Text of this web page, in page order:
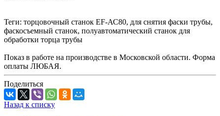
Теги: торцовочный станок EF-АС80, для снятия фаски трубы,
фаскосъемный станок, полуавтоматический станок для
обработки торца трубы
Показ в работе на производстве в Московской области. Форма
оплаты ЛЮБАЯ.
Поделиться
Назад к списку